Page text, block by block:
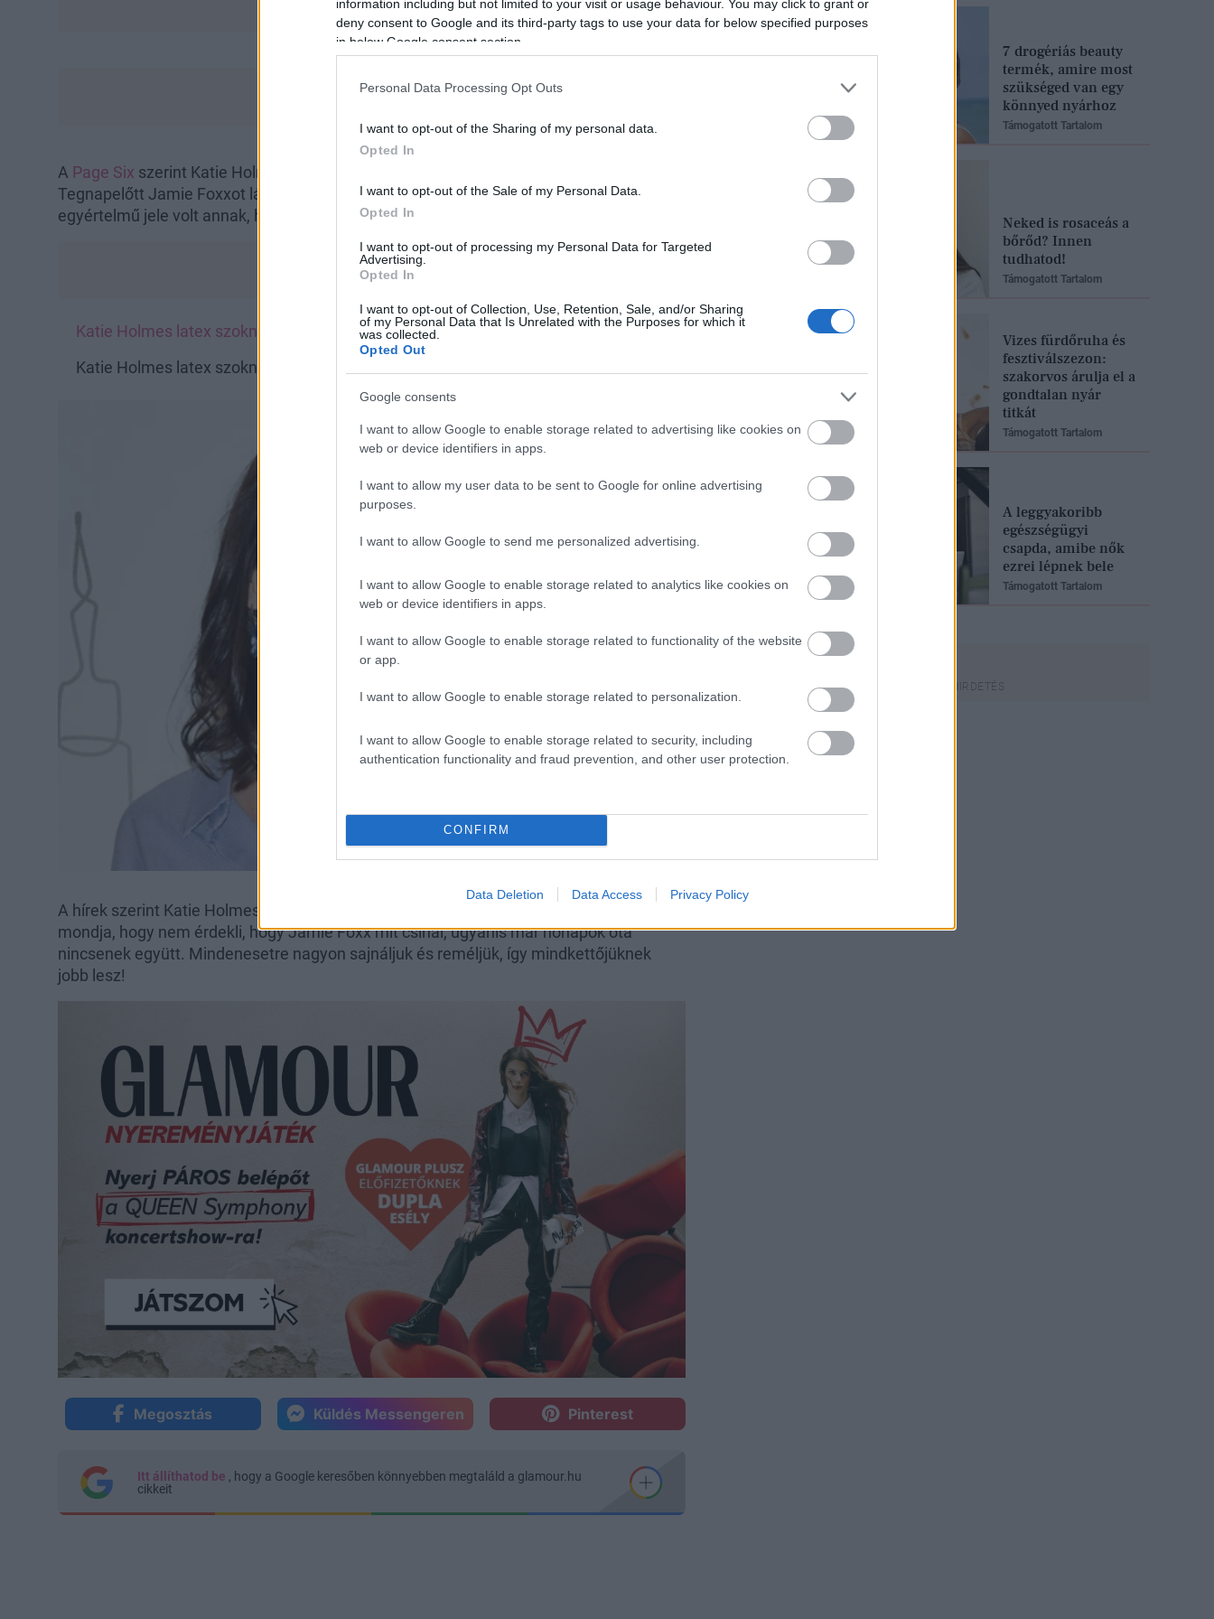
information including but not limited to your visit or usage behaviour. You may click to grant or
deny consent to Google and its third-party tags to use your data for below specified purposes
in below Google consent section.
Personal Data Processing Opt Outs
I want to opt-out of the Sharing of my personal data.
Opted In
I want to opt-out of the Sale of my Personal Data.
Opted In
I want to opt-out of processing my Personal Data for Targeted
Advertising.
Opted In
I want to opt-out of Collection, Use, Retention, Sale, and/or Sharing
of my Personal Data that Is Unrelated with the Purposes for which it
was collected.
Opted Out
Google consents
I want to allow Google to enable storage related to advertising like cookies on
web or device identifiers in apps.
I want to allow my user data to be sent to Google for online advertising
purposes.
I want to allow Google to send me personalized advertising.
I want to allow Google to enable storage related to analytics like cookies on
web or device identifiers in apps.
I want to allow Google to enable storage related to functionality of the website
or app.
I want to allow Google to enable storage related to personalization.
I want to allow Google to enable storage related to security, including
authentication functionality and fraud prevention, and other user protection.
CONFIRM
Data Deletion Data Access Privacy Policy
A Page Six szerint Katie Holmes és Jamies Foxx kapcsolata még nyár elején ért véget.
Tegnapelőtt Jamie Foxxot látták egy
másik nővel kézen fogva sétálni, ami eléggé
egyértelmű jele volt annak, hogy a sztárpár már nincs együtt.
Katie Holmes latex szoknyás szettje annyira menő! Csinos, laza és szexi egyszerre
Katie Holmes latex szoknyás szettje annyira menő! Csinos, laza és szexi egyszerre
A hírek szerint Katie Holmes-ot hallották, ahogyan egy étteremben a barátainak
mondja, hogy nem érdekli, hogy Jamie Foxx mit csinál, ugyanis már hónapok óta
nincsenek együtt. Mindenesetre nagyon sajnáljuk és reméljük, így mindkettőjüknek
jobb lesz!
Megosztás Küldés Messengeren Pinterest
Itt állíthatod be , hogy a Google keresőben könnyebben megtaláld a glamour.hu
cikkeit
7 drogériás beauty
termék, amire most
szükséged van egy
könnyed nyárhoz
Támogatott Tartalom
Neked is rosaceás a
bőrőd? Innen
tudhatod!
Támogatott Tartalom
Vizes fürdőruha és
fesztiválszezon:
szakorvos árulja el a
gondtalan nyár
titkát
Támogatott Tartalom
A leggyakoribb
egészségügyi
csapda, amibe nők
ezrei lépnek bele
Támogatott Tartalom